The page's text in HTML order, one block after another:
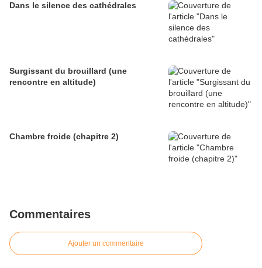
Dans le silence des cathédrales
Surgissant du brouillard (une
rencontre en altitude)
Chambre froide (chapitre 2)
Commentaires
Ajouter un commentaire